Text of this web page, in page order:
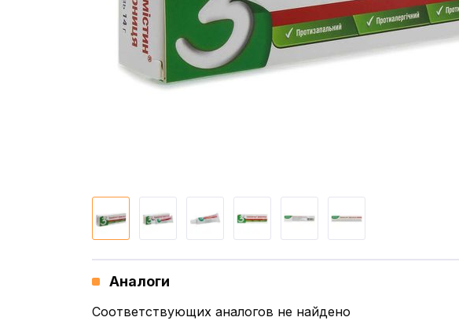
Аналоги
Соответствующих аналогов не найдено